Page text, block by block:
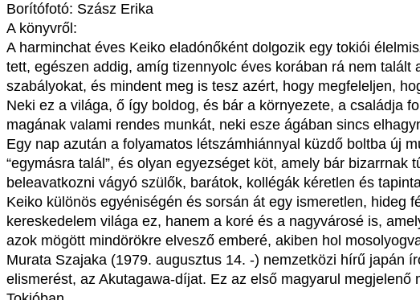
Borítófotó: Szász Erika
A könyvről:
A harminchat éves Keiko eladónőként dolgozik egy tokiói
tett, egészen addig, amíg tizennyolc éves korában rá nem
szabályokat, és mindent meg is tesz azért, hogy megfeleljen,
Neki ez a világa, ő így boldog, és bár a környezete, a családja
magának valami rendes munkát, neki esze ágában sincs
Egy nap azután a folyamatos létszámhiánnyal küzdő boltba új
“egymásra talál”, és olyan egyezséget köt, amely bár
beleavatkozni vágyó szülők, barátok, kollégák kéretlen és
Keiko különös egyéniségén és sorsán át egy ismeretlen, hideg
kereskedelem világa ez, hanem a koré és a nagyvárosé is,
azok mögött mindörökre elvesző emberé, akiben hol
Murata Szajaka (1979. augusztus 14. -) nemzetközi hírű japán
elismerést, az Akutagawa-díjat. Ez az első magyarul